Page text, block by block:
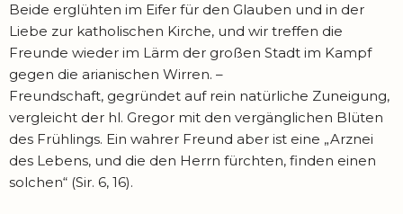
Beide erglühten im Eifer für den Glauben und in der
Liebe zur katholischen Kirche, und wir treffen die
Freunde wieder im Lärm der großen Stadt im Kampf
gegen die arianischen Wirren. –
Freundschaft, gegründet auf rein natürliche Zuneigung,
vergleicht der hl. Gregor mit den vergänglichen Blüten
des Frühlings. Ein wahrer Freund aber ist eine „Arznei
des Lebens, und die den Herrn fürchten, finden einen
solchen“ (Sir. 6, 16).